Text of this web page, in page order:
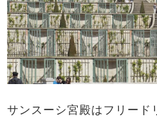
サンスーシ宮殿はフリード